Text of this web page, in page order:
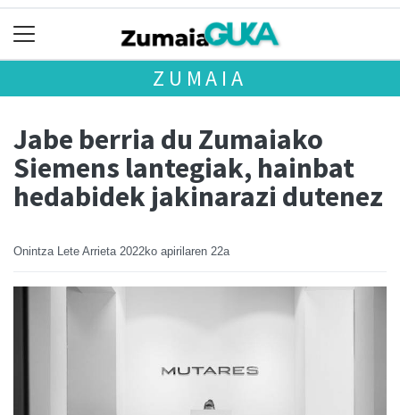
ZUMAIA
Jabe berria du Zumaiako
Siemens lantegiak, hainbat
hedabidek jakinarazi dutenez
Onintza Lete Arrieta 2022ko apirilaren 22a